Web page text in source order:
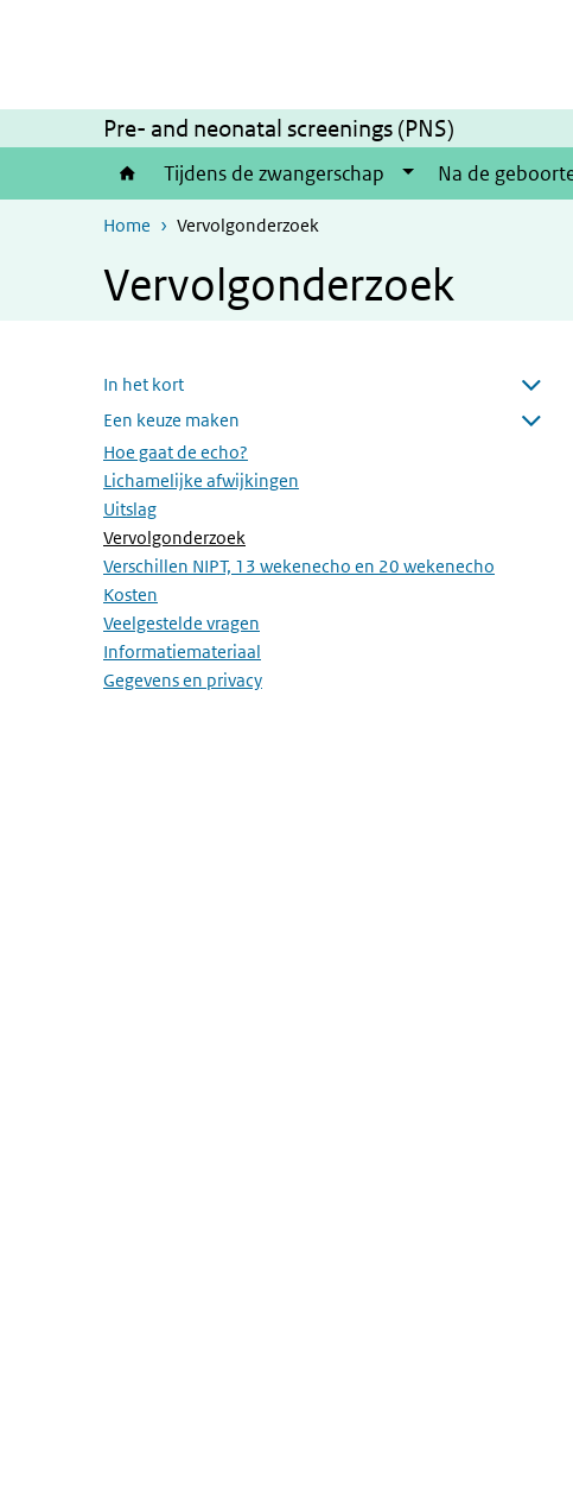
Pre- and neonatal screenings (PNS)
Tijdens de zwangerschap Na de
Home Vervolgonderzoek
Vervolgonderzoek
Skip menu
In het kort
Open submenu
Een keuze maken
Open submenu
Hoe gaat de echo?
Lichamelijke afwijkingen
Uitslag
Vervolgonderzoek
Verschillen NIPT, 13 wekenecho en 20 wekenecho
Kosten
Veelgestelde vragen
Informatiemateriaal
Gegevens en privacy